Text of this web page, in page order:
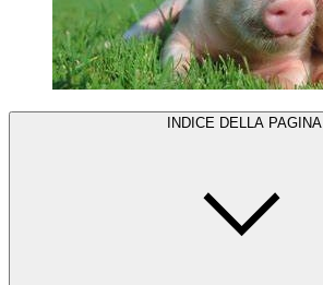
INDICE DELLA PAGINA